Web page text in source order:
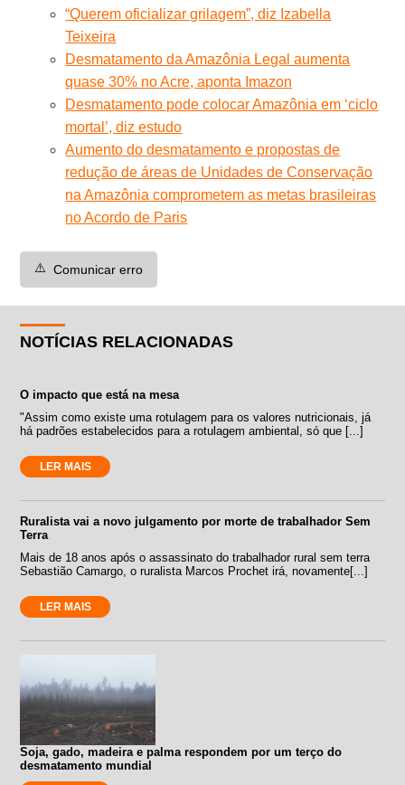
“Querem oficializar grilagem”, diz Izabella
Teixeira
Desmatamento da Amazônia Legal aumenta
quase 30% no Acre, aponta Imazon
Desmatamento pode colocar Amazônia em ‘ciclo
mortal’, diz estudo
Aumento do desmatamento e propostas de
redução de áreas de Unidades de Conservação
na Amazônia comprometem as metas brasileiras
no Acordo de Paris
⚠️ Comunicar erro
NOTÍCIAS RELACIONADAS
O impacto que está na mesa
"Assim como existe uma rotulagem para os valores nutricionais, já
há padrões estabelecidos para a rotulagem ambiental, só que [...]
LER MAIS
Ruralista vai a novo julgamento por morte de trabalhador Sem
Terra
Mais de 18 anos após o assassinato do trabalhador rural sem terra
Sebastião Camargo, o ruralista Marcos Prochet irá, novamente[...]
LER MAIS
Soja, gado, madeira e palma respondem por um terço do
desmatamento mundial